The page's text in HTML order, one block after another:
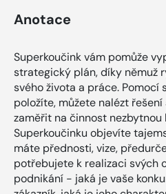
Anotace
Superkoučink vám pomůže
strategický plán, díky němuž
svého života a práce. Pomocí
položíte, můžete nalézt
zaměřit na činnost nezbytnou
Superkoučinku objevíte
máte přednosti, vize,
potřebujete k realizaci svých
podnikání - jaká je vaše